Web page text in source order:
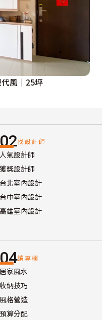
代風│25坪
02找設計師
人氣設計師
獲獎設計師
台北室內設計
台中室內設計
高雄室內設計
04讀專欄
居家風水
收納技巧
風格營造
預算分配